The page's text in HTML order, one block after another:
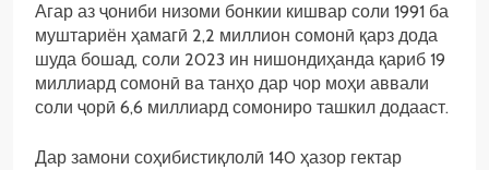
Агар аз ҷониби низоми бонкии кишвар соли 1991 ба
муштариён ҳамагӣ 2,2 миллион сомонӣ қарз дода
шуда бошад, соли 2023 ин нишондиҳанда қариб 19
миллиард сомонӣ ва танҳо дар чор моҳи аввали
соли ҷорӣ 6,6 миллиард сомониро ташкил додааст.
Дар замони соҳибистиқлолӣ 140 ҳазор гектар